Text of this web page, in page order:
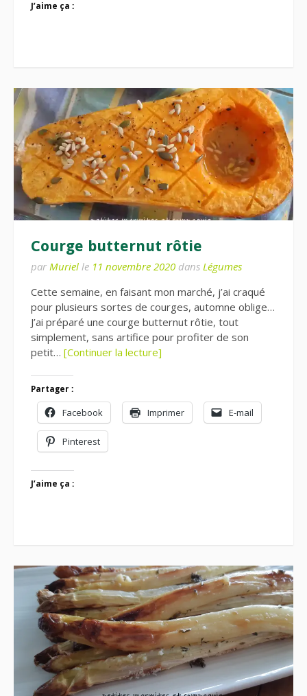
J’aime ça :
Courge butternut rôtie
par Muriel le 11 novembre 2020 dans Légumes
Cette semaine, en faisant mon marché, j’ai craqué
pour plusieurs sortes de courges, automne oblige…
J’ai préparé une courge butternut rôtie, tout
simplement, sans artifice pour profiter de son
petit… [Continuer la lecture]
Partager :
Facebook Imprimer E-mail
Pinterest
J’aime ça :